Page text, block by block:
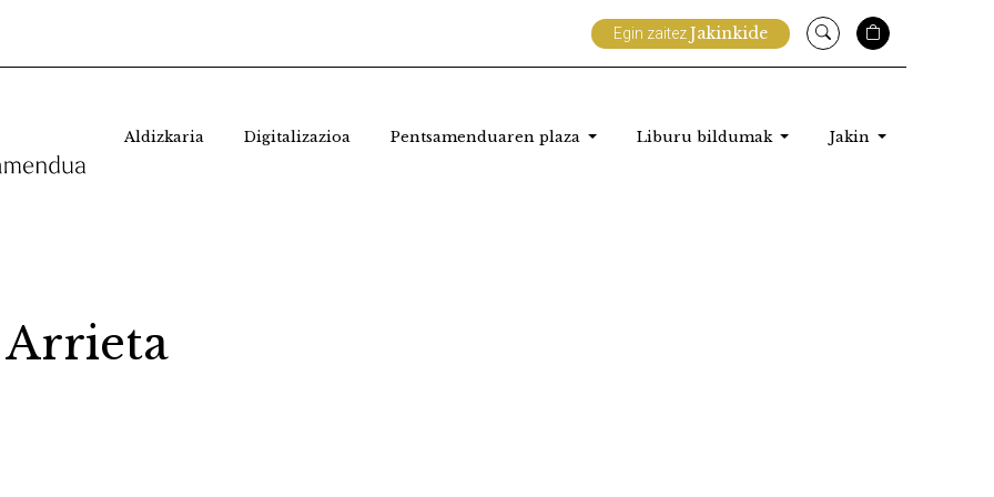
Egin zaitezJakinkide
Aldizkaria Digitalizazioa Pentsamenduaren plaza Liburu bildumak Jakin
Arrieta